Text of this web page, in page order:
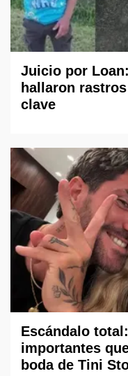
Juicio por
hallaron
clave
Escándalo
importantes
boda de Tini